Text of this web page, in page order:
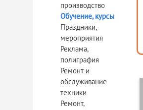
производство
Обучение, курсы
Праздники,
мероприятия
Реклама,
полиграфия
Ремонт и
обслуживание
техники
Ремонт,